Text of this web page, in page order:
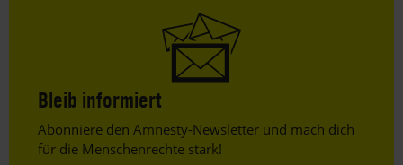
Bleib informiert
Header
Text
Abonniere den Amnesty-Newsletter und mach dich
für die Menschenrechte stark!